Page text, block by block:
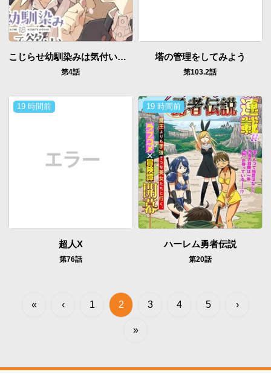
こじらせ幼馴染みは気付いて欲しい
第4話
塔の管理をしてみよう
第103.2話
19 時間前
超人X
第76話
19 時間前
ハーレム勇者伝説
第20話
« ‹ 1 2 3 4 5 ›
»